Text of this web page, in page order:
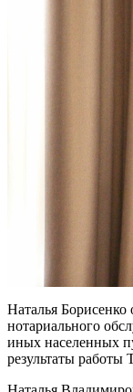
Наталья Борисенко
нотариального
иных населенных
результаты